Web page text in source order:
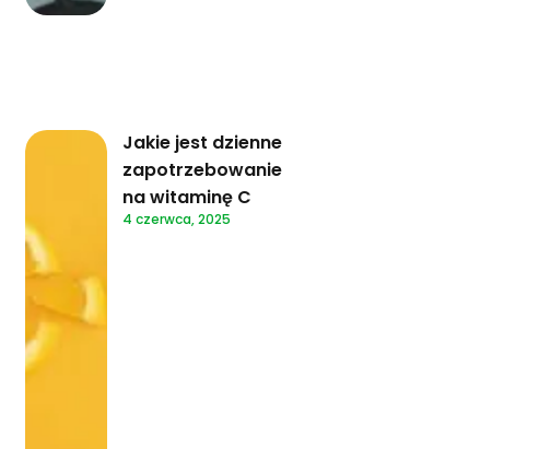
Jakie jest dzienne
zapotrzebowanie
na witaminę C
4 czerwca, 2025